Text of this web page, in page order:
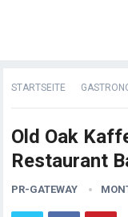
STARTSEITE
Old Oak
Restaurant
PR-GATEWAY